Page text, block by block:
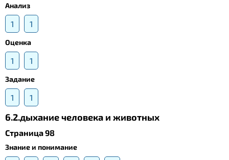
Анализ
1 1
Оценка
1 1
Задание
1 1
6.2.дыхание человека и животных
Страница 98
Знание и понимание